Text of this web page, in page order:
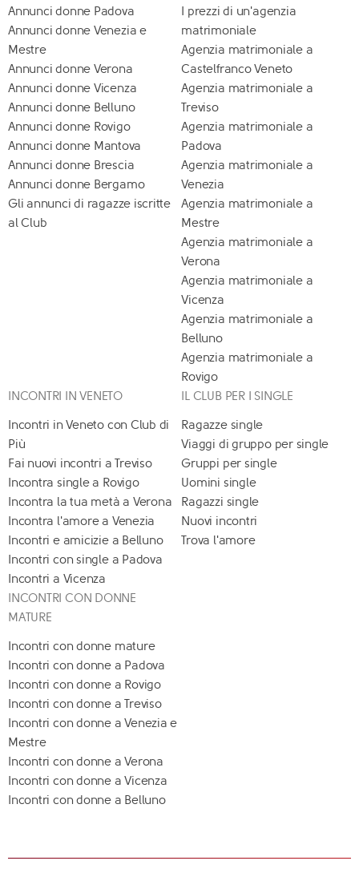
Annunci donne Padova
Annunci donne Venezia e
Mestre
Annunci donne Verona
Annunci donne Vicenza
Annunci donne Belluno
Annunci donne Rovigo
Annunci donne Mantova
Annunci donne Brescia
Annunci donne Bergamo
Gli annunci di ragazze iscritte
al Club
I prezzi di un'agenzia
matrimoniale
Agenzia matrimoniale a
Castelfranco Veneto
Agenzia matrimoniale a
Treviso
Agenzia matrimoniale a
Padova
Agenzia matrimoniale a
Venezia
Agenzia matrimoniale a
Mestre
Agenzia matrimoniale a
Verona
Agenzia matrimoniale a
Vicenza
Agenzia matrimoniale a
Belluno
Agenzia matrimoniale a
Rovigo
INCONTRI IN VENETO
Incontri in Veneto con Club di
Più
Fai nuovi incontri a Treviso
Incontra single a Rovigo
Incontra la tua metà a Verona
Incontra l'amore a Venezia
Incontri e amicizie a Belluno
Incontri con single a Padova
Incontri a Vicenza
IL CLUB PER I SINGLE
Ragazze single
Viaggi di gruppo per single
Gruppi per single
Uomini single
Ragazzi single
Nuovi incontri
Trova l'amore
INCONTRI CON DONNE
MATURE
Incontri con donne mature
Incontri con donne a Padova
Incontri con donne a Rovigo
Incontri con donne a Treviso
Incontri con donne a Venezia e
Mestre
Incontri con donne a Verona
Incontri con donne a Vicenza
Incontri con donne a Belluno